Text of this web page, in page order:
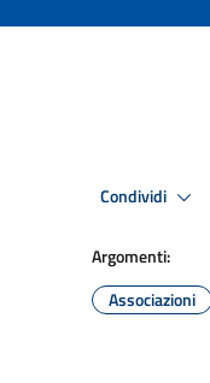
Condividi
Argomenti:
Associazioni